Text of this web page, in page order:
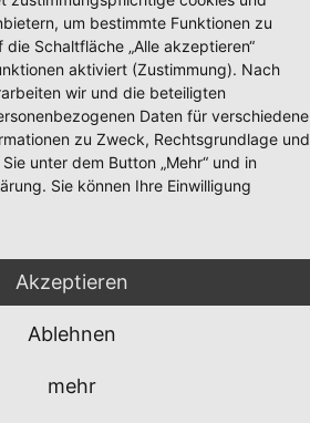
um bestimmte Funktionen zu
die Schaltfläche „Alle akzeptieren“
aktiviert (Zustimmung). Nach
wir und die beteiligten
Daten für verschiedene
zu Zweck, Rechtsgrundlage und
unter dem Button „Mehr“ und in
Sie können Ihre Einwilligung
Akzeptieren
Ablehnen
mehr